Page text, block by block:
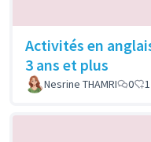
Activités en
3 ans et plus
Nesrine THAMRI 0 1